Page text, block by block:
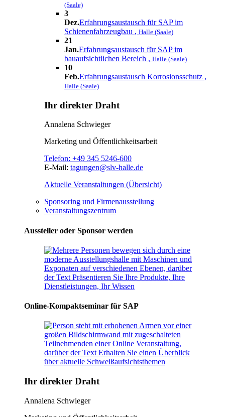
(Saale)
3
Dez.Erfahrungsaustausch für SAP im
Schienenfahrzeugbau , Halle (Saale)
21
Jan.Erfahrungsaustausch für SAP im
bauaufsichtlichen Bereich , Halle (Saale)
10
Feb.Erfahrungsaustausch Korrosionsschutz ,
Halle (Saale)
Ihr direkter Draht
Annalena Schwieger
Marketing und Öffentlichkeitsarbeit
Telefon: +49 345 5246-600
E-Mail: tagungen@slv-halle.de
Aktuelle Veranstaltungen (Übersicht)
Sponsoring und Firmenausstellung
Veranstaltungszentrum
Aussteller oder Sponsor werden
Online-Kompaktseminar für SAP
Ihr direkter Draht
Annalena Schwieger